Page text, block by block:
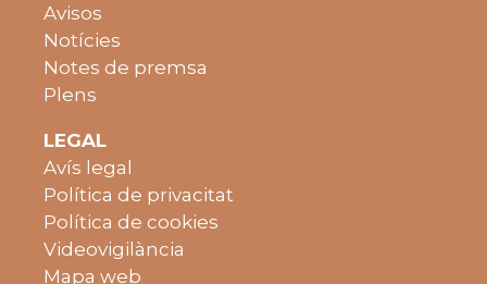
Avisos
Notícies
Notes de premsa
Plens
LEGAL
Avís legal
Política de privacitat
Política de cookies
Videovigilància
Mapa web